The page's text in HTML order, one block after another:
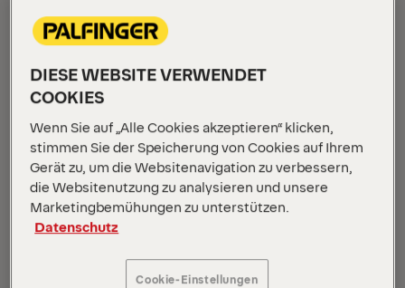
EBITDA-Marge
in %
12,7%
EBIT 70,6
EBIT-Marge in %
DIESE WEBSITE VERWENDET
COOKIES
Wenn Sie auf „Alle Cookies akzeptieren“ klicken,
stimmen Sie der Speicherung von Cookies auf Ihrem
Gerät zu, um die Websitenavigation zu verbessern,
die Websitenutzung zu analysieren und unsere
Marketingbemühungen zu unterstützen.
Datenschutz
Cookie-Einstellungen